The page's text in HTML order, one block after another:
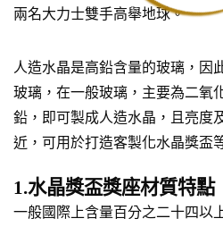
兩名大力士雙手高舉地球。
人造水晶是高鉛含量的玻璃，因
玻璃，在一般玻璃，主要為二氧
鉛，即可製成人造水晶，且亮度
近，可用於打造客製化水晶獎盃
1.水晶獎盃獎座材質特點
一般國際上含量百分之二十四以